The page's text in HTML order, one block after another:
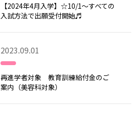
【2024年4月入学】☆10/1～すべての
入試方法で出願受付開始♬
2023.09.01
再進学者対象 教育訓練給付金のご
案内（美容科対象）